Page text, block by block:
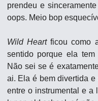
prendeu e
oops. Meio bop
Wild Heart ficou como
sentido porque ela
Não sei se é
ai. Ela é bem divertida
entre o instrumental e a